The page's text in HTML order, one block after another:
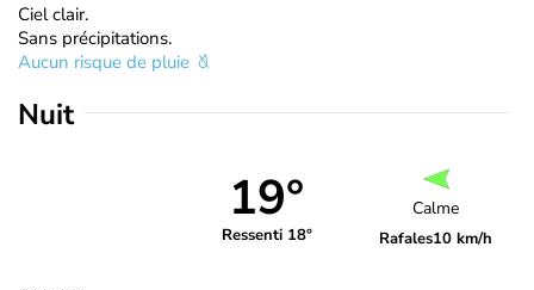
Ciel clair.
Sans précipitations.
Aucun risque de pluie
Nuit
19°
Ressenti 18°
Calme
Rafales10 km/h